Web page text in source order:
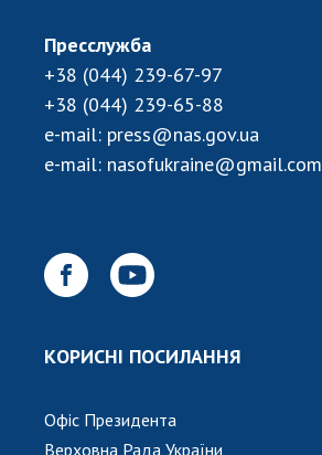
НАУКОВІ ВИДАННЯ
МЕДІА ПРО НАС
АКАДЕМІЯ КОМЕНТУЄ
КАБІНЕТ
Пресслужба
+38 (044) 239-67-97
+38 (044) 239-65-88
e-mail: press@nas.gov.ua
e-mail: nasofukraine@gmail.com
КОРИСНІ ПОСИЛАННЯ
Офіс Президента
Верховна Рада України